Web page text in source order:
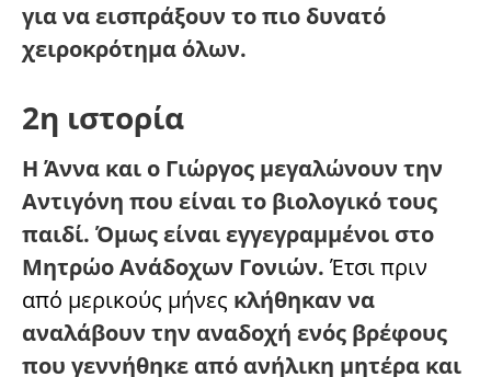
για να εισπράξουν το πιο δυνατό
χειροκρότημα όλων.
2η ιστορία
Η Άννα και ο Γιώργος μεγαλώνουν την
Αντιγόνη που είναι το βιολογικό τους
παιδί. Όμως είναι εγγεγραμμένοι στο
Μητρώο Ανάδοχων Γονιών. Έτσι πριν
από μερικούς μήνες κλήθηκαν να
αναλάβουν την αναδοχή ενός βρέφους
που γεννήθηκε από ανήλικη μητέρα και